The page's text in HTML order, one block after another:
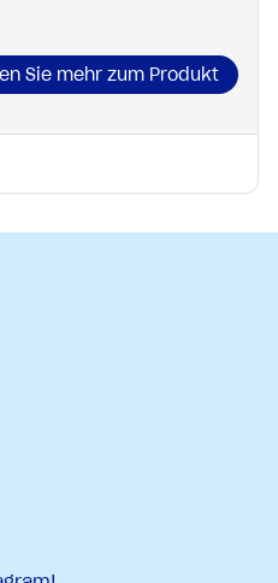
Sie mehr zum Produkt